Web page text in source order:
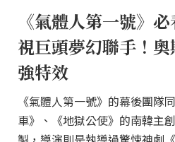
《氣體人第一號》
視巨頭夢幻聯手！
強特效
《氣體人第一號》的幕後團隊
車》、《地獄公使》的南韓主